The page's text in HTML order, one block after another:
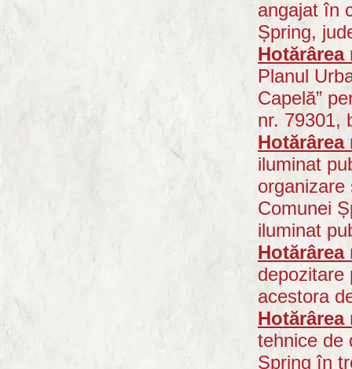
angajat în
Șpring,
Hotărârea
Planul
Capelă”
nr. 79301,
Hotărârea
iluminat
organizare
Comunei
iluminat
Hotărârea
depozitare
acestora
Hotărârea
tehnice de
Șpring în